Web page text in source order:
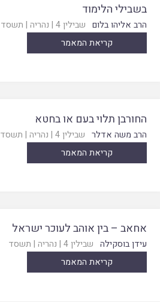
בשבילי הלימוד
הרב אליהו בלום שבילין 4 | נהריה | תשסד
קריאת המאמר
החורבן תלוי בעם או בחטא
הרב משה אדלר שבילין 4 | נהריה | תשסד
קריאת המאמר
אחאב – בין אוהב לעוכר ישראל
עידן בוסקילה שבילין 4 | נהריה | תשסד
קריאת המאמר